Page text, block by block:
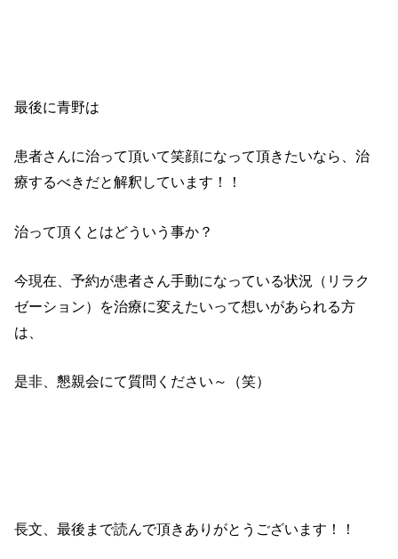
最後に青野は
患者さんに治って頂いて笑顔になって頂きたいなら、治
療するべきだと解釈しています！！
治って頂くとはどういう事か？
今現在、予約が患者さん手動になっている状況（リラク
ゼーション）を治療に変えたいって想いがあられる方
は、
是非、懇親会にて質問ください～（笑）
長文、最後まで読んで頂きありがとうございます！！